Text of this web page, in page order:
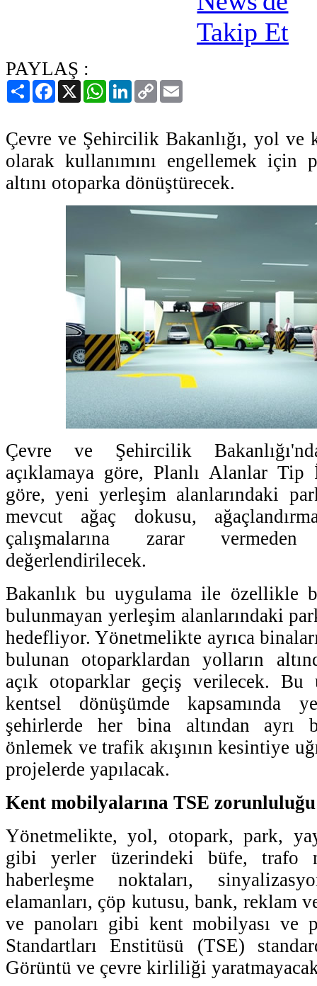
PAYLAŞ :
PaylaşFacebook
X WhatsAppLinkedIn
Copy
Link
Çevre ve Şehircilik Bakanlığı, yol ve
olarak kullanımını engellemek için
altını otoparka dönüştürecek.
Çevre ve Şehircilik
açıklamaya göre, Planlı Alanlar Tip
göre, yeni yerleşim alanlarındaki
mevcut ağaç dokusu,
çalışmalarına zarar
değerlendirilecek.
Bakanlık bu uygulama ile özellikle
bulunmayan yerleşim alanlarındaki
hedefliyor. Yönetmelikte ayrıca
bulunan otoparklardan yolların
açık otoparklar geçiş verilecek. Bu
kentsel dönüşümde kapsamında
şehirlerde her bina altından ayrı
önlemek ve trafik akışının kesintiye
projelerde yapılacak.
Kent mobilyalarına TSE
Yönetmelikte, yol, otopark, park,
gibi yerler üzerindeki büfe, trafo
haberleşme noktaları,
elamanları, çöp kutusu, bank, reklam
ve panoları gibi kent mobilyası ve
Standartları Enstitüsü (TSE)
Görüntü ve çevre kirliliği